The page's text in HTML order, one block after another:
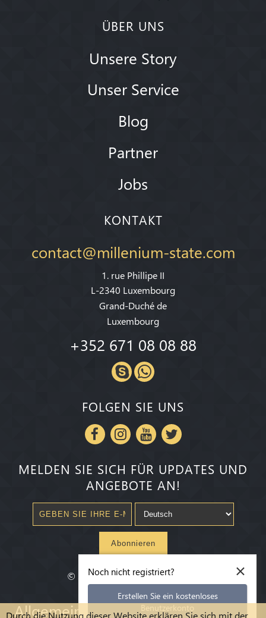
Durch die Nutzung dieser Website erklären Sie sich mit der
ÜBER UNS
Unsere Story
Unser Service
Blog
Partner
Jobs
KONTAKT
contact@millenium-state.com
1. rue Phillipe II
L-2340 Luxembourg
Grand-Duché de
Luxembourg
+352 671 08 08 88
FOLGEN SIE UNS
MELDEN SIE SICH FÜR UPDATES UND
ANGEBOTE AN!
Abonnieren
© 2020-2026Millenium State
Allgemeine Geschäftsbedingungen
×
Noch nicht registriert?
Erstellen Sie ein kostenloses
Benutzerkonto